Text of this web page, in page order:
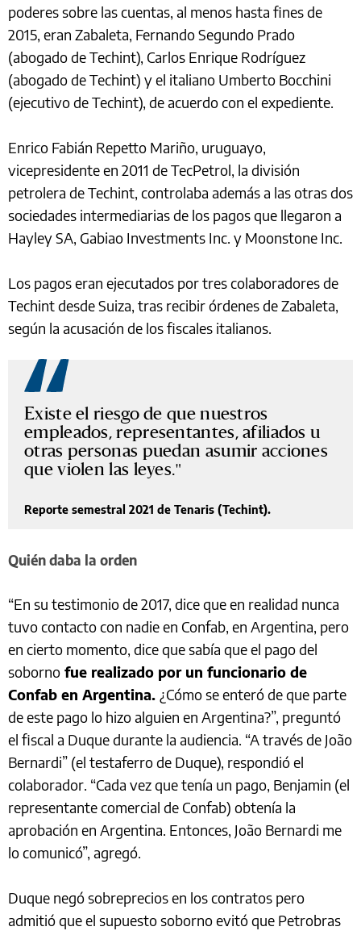
poderes sobre las cuentas, al menos hasta fines de
2015, eran Zabaleta, Fernando Segundo Prado
(abogado de Techint), Carlos Enrique Rodríguez
(abogado de Techint) y el italiano Umberto Bocchini
(ejecutivo de Techint), de acuerdo con el expediente.
Enrico Fabián Repetto Mariño, uruguayo,
vicepresidente en 2011 de TecPetrol, la división
petrolera de Techint, controlaba además a las otras dos
sociedades intermediarias de los pagos que llegaron a
Hayley SA, Gabiao Investments Inc. y Moonstone Inc.
Los pagos eran ejecutados por tres colaboradores de
Techint desde Suiza, tras recibir órdenes de Zabaleta,
según la acusación de los fiscales italianos.
Existe el riesgo de que nuestros
empleados, representantes, afiliados u
otras personas puedan asumir acciones
que violen las leyes.
Reporte semestral 2021 de Tenaris (Techint).
Quién daba la orden
“En su testimonio de 2017, dice que en realidad nunca
tuvo contacto con nadie en Confab, en Argentina, pero
en cierto momento, dice que sabía que el pago del
soborno fue realizado por un funcionario de
Confab en Argentina. ¿Cómo se enteró de que parte
de este pago lo hizo alguien en Argentina?”, preguntó
el fiscal a Duque durante la audiencia. “A través de João
Bernardi” (el testaferro de Duque), respondió el
colaborador. “Cada vez que tenía un pago, Benjamin (el
representante comercial de Confab) obtenía la
aprobación en Argentina. Entonces, João Bernardi me
lo comunicó”, agregó.
Duque negó sobreprecios en los contratos pero
admitió que el supuesto soborno evitó que Petrobras